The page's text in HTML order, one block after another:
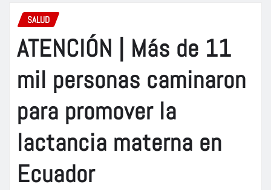
SALUD
ATENCIÓN | Más de 11
mil personas caminaron
para promover la
lactancia materna en
Ecuador